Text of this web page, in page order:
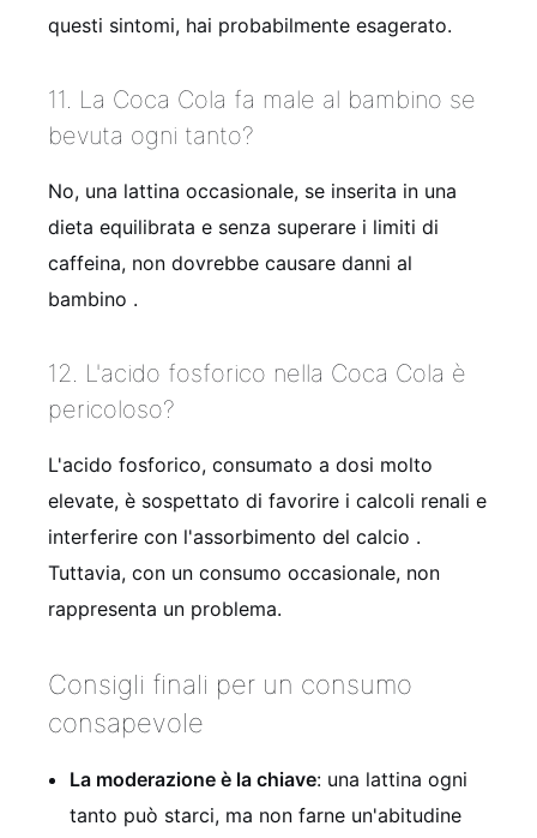
questi sintomi, hai probabilmente esagerato.
11. La Coca Cola fa male al bambino se
bevuta ogni tanto?
No, una lattina occasionale, se inserita in una
dieta equilibrata e senza superare i limiti di
caffeina, non dovrebbe causare danni al
bambino .
12. L'acido fosforico nella Coca Cola è
pericoloso?
L'acido fosforico, consumato a dosi molto
elevate, è sospettato di favorire i calcoli renali e
interferire con l'assorbimento del calcio .
Tuttavia, con un consumo occasionale, non
rappresenta un problema.
Consigli finali per un consumo
consapevole
La moderazione è la chiave: una lattina ogni
tanto può starci, ma non farne un'abitudine